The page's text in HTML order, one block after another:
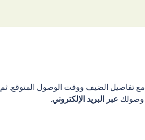
مع تفاصيل الضيف ووقت الوصول المتوقع. ثم
عبر البريد الإلكتروني.